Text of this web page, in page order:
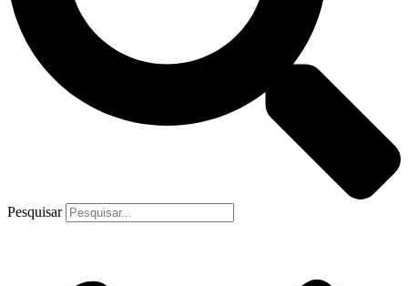
Pesquisar